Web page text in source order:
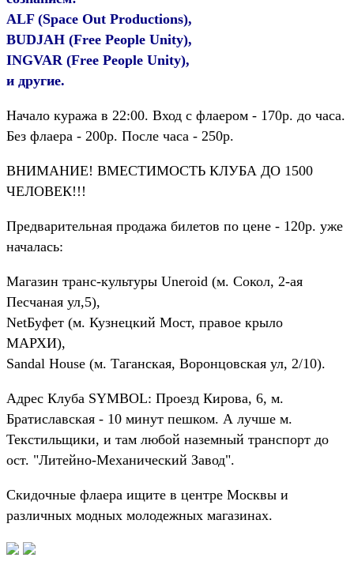
ALF (Space Out Productions),
BUDJAH (Free People Unity),
INGVAR (Free People Unity),
и другие.
Начало куража в 22:00. Вход с флаером - 170р. до часа.
Без флаера - 200р. После часа - 250р.
ВНИМАНИЕ! ВМЕСТИМОСТЬ КЛУБА ДО 1500
ЧЕЛОВЕК!!!
Предварительная продажа билетов по цене - 120р. уже
началась:
Магазин транс-культуры Uneroid (м. Сокол, 2-ая
Песчаная ул,5),
NetБуфет (м. Кузнецкий Мост, правое крыло
МАРХИ),
Sandal House (м. Таганская, Воронцовская ул, 2/10).
Адрес Клуба SYMBOL: Проезд Кирова, 6, м.
Братиславская - 10 минут пешком. А лучше м.
Текстильщики, и там любой наземный транспорт до
ост. "Литейно-Механический Завод".
Скидочные флаера ищите в центре Москвы и
различных модных молодежных магазинах.